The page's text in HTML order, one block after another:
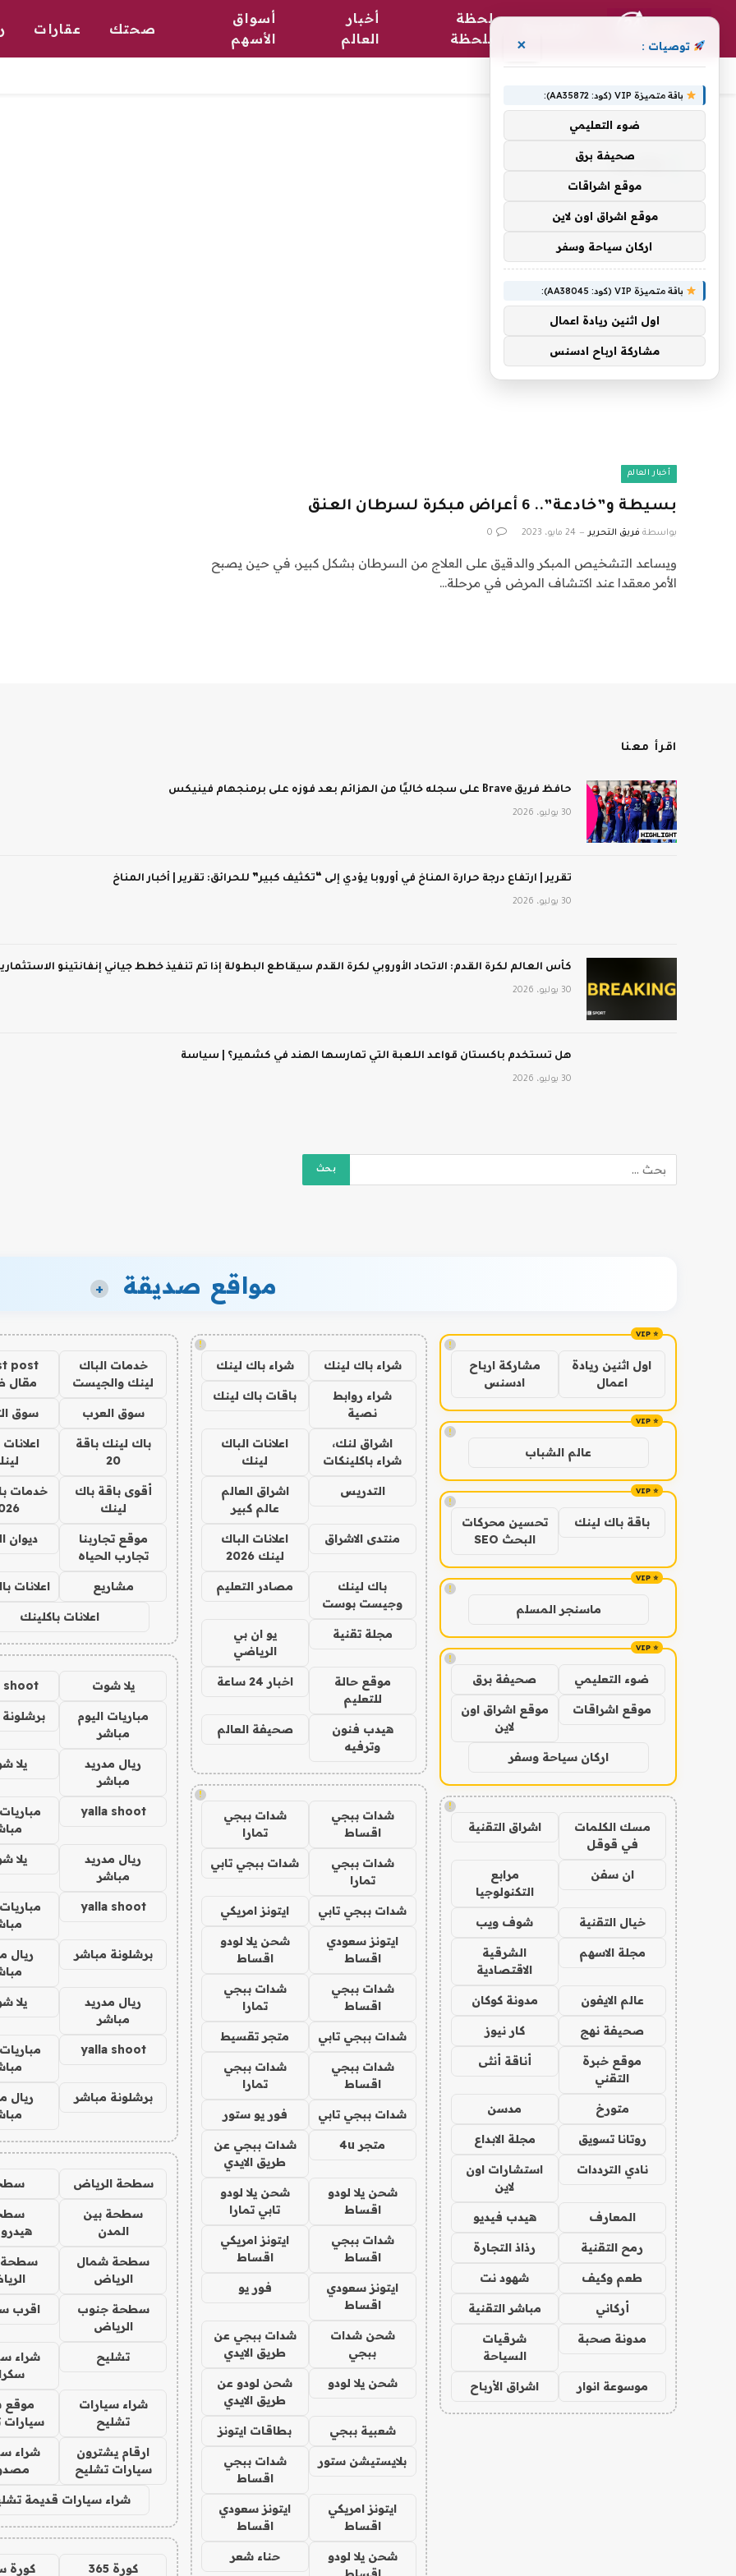
لحظة
بلحظة
أخبار
العالم
أسواق
الأسهم
صحتك عقارات
وخادعة.
أخبار العالم
بسيطة و”خادعة”.. 6 أعراض مبكرة لسرطان العنق
بواسطة فريق التحرير 24 مايو، 2023 0
ويساعد التشخيص المبكر والدقيق على العلاج من السرطان بشكل كبير، في حين يصبح
الأمر معقدا عند اكتشاف المرض في مرحلة…
اقرأ معنا
حافظ فريق Brave على سجله خاليًا من الهزائم بعد فوزه على برمنجهام فينيكس
30 يوليو، 2026
تقرير | ارتفاع درجة حرارة المناخ في أوروبا يؤدي إلى “تكثيف كبير” للحرائق: تقرير | أخبار المناخ
30 يوليو، 2026
كأس العالم لكرة القدم: الاتحاد الأوروبي لكرة القدم سيقاطع البطولة إذا تم تنفيذ خطط جياني إنفانتينو
30 يوليو، 2026
هل تستخدم باكستان قواعد اللعبة التي تمارسها الهند في كشمير؟ | سياسة
30 يوليو، 2026
مواقع صديقة +
!
اول اثنين ريادة
اعمال
مشاركة ارباح
ادسنس
!
عالم الشباب
!
باقة باك لينك
تحسين محركات
البحث SEO
!
ماسنجر المسلم
!
ضوء التعليمي صحيفة برق
موقع اشراقات
موقع اشراق اون
لاين
اركان سياحة وسفر
!
مسك الكلمات
في قوقل
اشراق التقنية
ان سفن
مرابع
التكنولوجيا
خيال التقنية شوف ويب
مجلة الاسهم
الشرقية
الاقتصادية
عالم الايفون مدونة كوكان
صحيفة نهج كار نيوز
موقع خبرة
التقني
أناقة أنثى
متورخ مدسن
روتانا تسويق مجلة الابداع
نادي الترددات
استشارات اون
لاين
المعارف هيدب فيديو
رمح التقنية رذاذ التجارة
طعم وكيف شهود نت
أركاني مباشر التقنية
مدونة صحبة
شرقيات
السياحة
موسوعة انوار اشراق الأرباح
!
شراء باك لينك شراء باك لينك
شراء روابط
نصية
باقات باك لينك
اشراق لنك،
شراء باكلينكات
اعلانات الباك
لينك
التدريس
اشراق العالم
عالم كبير
منتدى الاشراق
اعلانات الباك
لينك 2026
باك لينك
وجيست بوست
مصادر التعليم
مجلة تقنية
يو ان بي
الرياضي
موقع حالة
للتعليم
اخبار 24 ساعة
هيدب فنون
وترفيه
صحيفة العالم
!
شدات ببجي
اقساط
شدات ببجي
تمارا
شدات ببجي
تمارا
شدات ببجي تابي
شدات ببجي تابي ايتونز امريكي
ايتونز سعودي
اقساط
شحن يلا لودو
اقساط
شدات ببجي
اقساط
شدات ببجي
تمارا
شدات ببجي تابي متجر تقسيط
شدات ببجي
اقساط
شدات ببجي
تمارا
شدات ببجي تابي فور يو ستور
متجر 4u
شدات ببجي عن
طريق الايدي
شحن يلا لودو
اقساط
شحن يلا لودو
تابي تمارا
شدات ببجي
اقساط
ايتونز امريكي
اقساط
ايتونز سعودي
اقساط
فور يو
شحن شدات
ببجي
شدات ببجي عن
طريق الايدي
شحن يلا لودو
شحن لودو عن
طريق الايدي
شعبية ببجي بطاقات ايتونز
بلايستيشن ستور
شدات ببجي
اقساط
ايتونز امريكي
اقساط
ايتونز سعودي
اقساط
شحن يلا لودو
حناء شعر
خدمات الباك
لينك والجيست
post
مقال
سوق العرب سوق
باك لينك باقة
20
أقوى باقة باك
لينك
خدمات
موقع تجاربنا
تجارب الحياه
ديوان
مشاريع اعلانات
اعلانات باكلينك
يلا شوت shoot
مباريات اليوم
مباشر
ريال مدريد
مباشر
يلا
yalla shoot
ريال مدريد
مباشر
يلا
yalla shoot
برشلونة مباشر
ريال
ريال مدريد
مباشر
يلا
yalla shoot
برشلونة مباشر
ريال
سطحة الرياض
سطحة بين
المدن
سطحة شمال
الرياض
سطحة
سطحة جنوب
الرياض
اقرب
تشليح
شراء
شراء سيارات
تشليح
موقع
سيارات
ارقام يشترون
سيارات تشليح
شراء
شراء سيارات قديمة
كورة 365 كورة
توصيات : ×
باقة متميزة VIP (كود: AA35872):
ضوء التعليمي
صحيفة برق
موقع اشراقات
موقع اشراق اون لاين
اركان سياحة وسفر
باقة متميزة VIP (كود: AA38045):
اول اثنين ريادة اعمال
مشاركة ارباح ادسنس